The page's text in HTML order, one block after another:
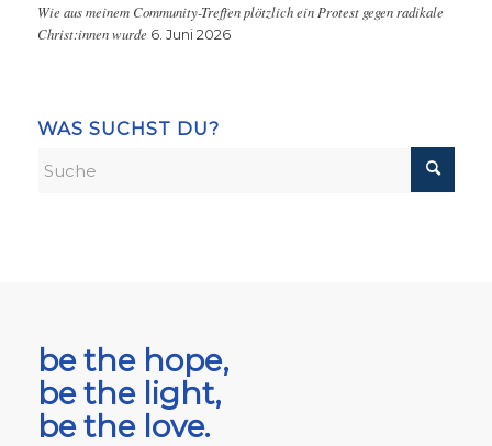
Wie aus meinem Community-Treffen plötzlich ein Protest gegen radikale
Christ:innen wurde 6. Juni 2026
WAS SUCHST DU?
be the hope,
be the light,
be the love.